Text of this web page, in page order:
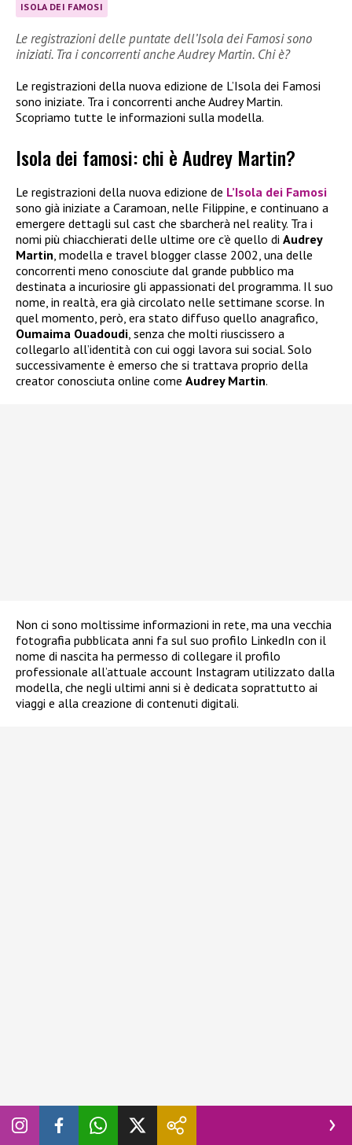
ISOLA DEI FAMOSI
Le registrazioni delle puntate dell’Isola dei Famosi sono
iniziati. Tra i concorrenti anche Audrey Martin. Chi è?
Le registrazioni della nuova edizione de L’Isola dei Famosi
sono iniziate. Tra i concorrenti anche Audrey Martin.
Scopriamo tutte le informazioni sulla modella.
Isola dei famosi: chi è Audrey Martin?
Le registrazioni della nuova edizione de L’Isola dei Famosi
sono già iniziate a Caramoan, nelle Filippine, e continuano a
emergere dettagli sul cast che sbarcherà nel reality. Tra i
nomi più chiacchierati delle ultime ore c’è quello di Audrey
Martin , modella e travel blogger classe 2002, una delle
concorrenti meno conosciute dal grande pubblico ma
destinata a incuriosire gli appassionati del programma. Il suo
nome, in realtà, era già circolato nelle settimane scorse. In
quel momento, però, era stato diffuso quello anagrafico,
Oumaima Ouadoudi , senza che molti riuscissero a
collegarlo all’identità con cui oggi lavora sui social. Solo
successivamente è emerso che si trattava proprio della
creator conosciuta online come Audrey Martin.
Non ci sono moltissime informazioni in rete, ma una vecchia
fotografia pubblicata anni fa sul suo profilo LinkedIn con il
nome di nascita ha permesso di collegare il profilo
professionale all’attuale account Instagram utilizzato dalla
modella, che negli ultimi anni si è dedicata soprattutto ai
viaggi e alla creazione di contenuti digitali.